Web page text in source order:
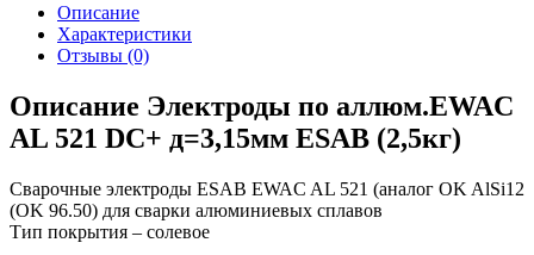
Описание
Характеристики
Отзывы (0)
Описание Электроды по аллюм.EWAC
AL 521 DC+ д=3,15мм ESAB (2,5кг)
Сварочные электроды ESAB EWAC AL 521 (аналог OK AlSi12
(OK 96.50) для сварки алюминиевых сплавов
Тип покрытия – солевое